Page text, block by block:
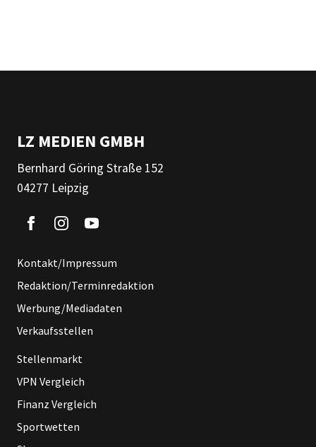
LZ MEDIEN GMBH
Bernhard Göring Straße 152
04277 Leipzig
Kontakt/Impressum
Redaktion/Terminredaktion
Werbung/Mediadaten
Verkaufsstellen
Stellenmarkt
VPN Vergleich
Finanz Vergleich
Sportwetten